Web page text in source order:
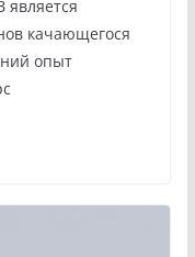
является
качающегося
опыт